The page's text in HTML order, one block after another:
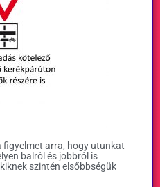
arra, hogy utunkat
balról és jobbról is
szintén elsőbbségük